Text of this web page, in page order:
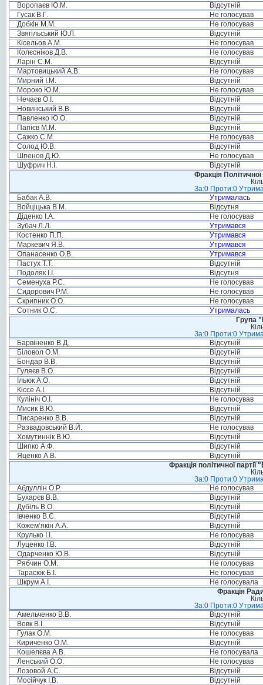
Воропаєв Ю.М.
Відсутній
Гусак В.Г.
Не голосував
Добкін М.М.
Не голосував
Звягільський Ю.Л.
Відсутній
Кісельов А.М.
Не голосував
Колєсніков Д.В.
Не голосував
Ларін С.М.
Відсутній
Мартовицький А.В.
Не голосував
Мирний І.М.
Відсутній
Мороко Ю.М.
Не голосував
Нечаєв О.І.
Відсутній
Новинський В.В.
Відсутній
Павленко Ю.О.
Відсутній
Папієв М.М.
Відсутній
Сажко С.М.
Не голосував
Солод Ю.В.
Відсутній
Шпенов Д.Ю.
Не голосував
Шуфрич Н.І.
Відсутній
Фракція
За:0 Проти:0
Бабак А.В.
Утрималась
Войціцька В.М.
Відсутня
Діденко І.А.
Не голосував
Зубач Л.Л.
Утримався
Костенко П.П.
Утримався
Маркевич Я.В.
Утримався
Опанасенко О.В.
Утримався
Пастух Т.Т.
Відсутній
Подоляк І.І.
Відсутня
Семенуха Р.С.
Не голосував
Сидорович Р.М.
Не голосував
Скрипник О.О.
Не голосував
Сотник О.С.
Утрималась
Група
За:0 Проти:0
Барвіненко В.Д.
Відсутній
Біловол О.М.
Відсутній
Бондар В.В.
Відсутній
Гуляєв В.О.
Відсутній
Ільюк А.О.
Відсутній
Кіссе А.І.
Відсутній
Кулініч О.І.
Не голосував
Мисик В.Ю.
Відсутній
Писаренко В.В.
Відсутній
Развадовський В.Й.
Не голосував
Хомутиннік В.Ю.
Відсутній
Шипко А.Ф.
Відсутній
Яценко А.В.
Відсутній
Фракція політичної
За:0 Проти:0
Абдуллін О.Р.
Не голосував
Бухарєв В.В.
Відсутній
Дубіль В.О.
Відсутній
Івченко В.Є.
Відсутній
Кожем’якін А.А.
Відсутній
Крулько І.І.
Не голосував
Луценко І.В.
Відсутній
Одарченко Ю.В.
Відсутній
Рябчин О.М.
Не голосував
Тарасюк Б.І.
Не голосував
Шкрум А.І.
Не голосувала
Фракція
За:0 Проти:0
Амельченко В.В.
Відсутній
Вовк В.І.
Відсутній
Гулак О.М.
Не голосував
Кириченко О.М.
Відсутній
Кошелєва А.В.
Не голосувала
Ленський О.О.
Не голосував
Лозовой А.С.
Відсутній
Мосійчук І.В.
Відсутній